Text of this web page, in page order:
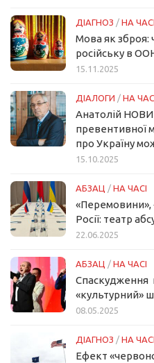
ДІАГНОЗ / НА ЧАСІ
Мова як зброя:
російську в
15.11.2025
ДІАЛОГИ / НА
Анатолій
превентивної
про Україну
15.10.2025
АБЗАЦ / НА ЧАСІ
«Перемовини»,
Росії: театр
22.06.2025
АБЗАЦ / НА ЧАСІ
Спаскудження
«культурний»
08.05.2025
ДІАГНОЗ / НА ЧАСІ
Ефект